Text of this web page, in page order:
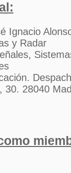
Ignacio
y Radar
30. 28040